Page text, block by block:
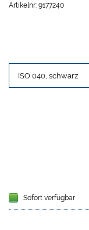
Artikelnr: 9177240
Sofort verfügbar